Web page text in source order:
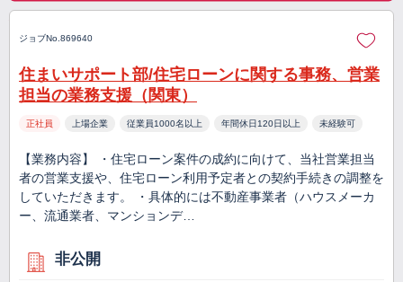
ジョブNo.869640
住まいサポート部/住宅ローンに関する事務、営業
担当の業務支援（関東）
正社員 上場企業 従業員1000名以上 年間休日120日以上 未経験可
【業務内容】 ・住宅ローン案件の成約に向けて、当社営業担当
者の営業支援や、住宅ローン利用予定者との契約手続きの調整を
していただきます。 ・具体的には不動産事業者（ハウスメーカ
ー、流通業者、マンションデ…
非公開